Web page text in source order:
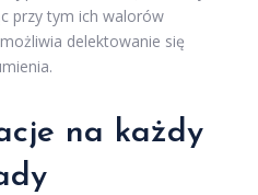
przy tym ich walorów
delektowanie się
na każdy